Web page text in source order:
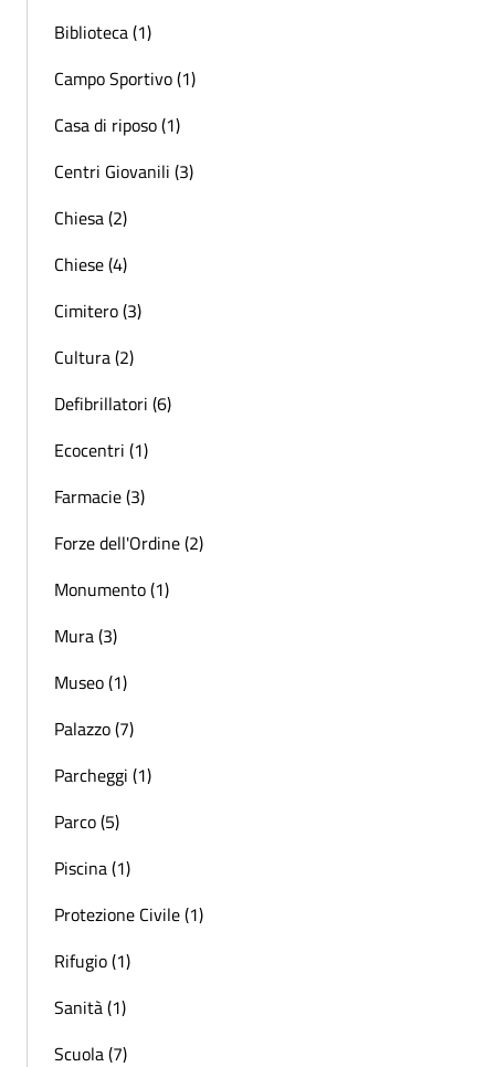
Biblioteca (1)
Campo Sportivo (1)
Casa di riposo (1)
Centri Giovanili (3)
Chiesa (2)
Chiese (4)
Cimitero (3)
Cultura (2)
Defibrillatori (6)
Ecocentri (1)
Farmacie (3)
Forze dell'Ordine (2)
Monumento (1)
Mura (3)
Museo (1)
Palazzo (7)
Parcheggi (1)
Parco (5)
Piscina (1)
Protezione Civile (1)
Rifugio (1)
Sanità (1)
Scuola (7)